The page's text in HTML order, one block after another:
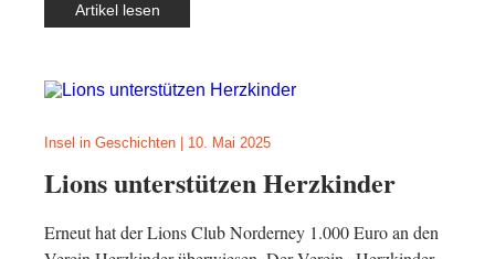
Artikel lesen
Insel in Geschichten 10. Mai 2025
Lions unterstützen Herzkinder
Erneut hat der Lions Club Norderney 1.000 Euro an den